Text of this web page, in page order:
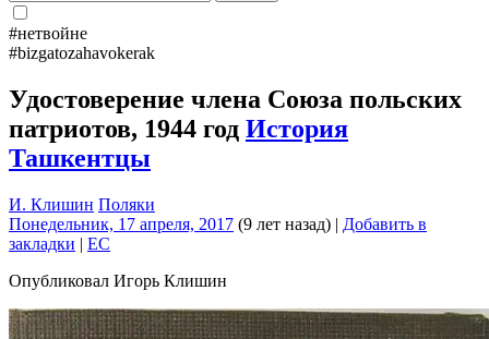
#нетвойне
#bizgatozahavokerak
Удостоверение члена Союза польских
патриотов, 1944 год История
Ташкентцы
И. Клишин Поляки
Понедельник, 17 апреля, 2017 (9 лет назад) | Добавить в
закладки | EC
Опубликовал Игорь Клишин